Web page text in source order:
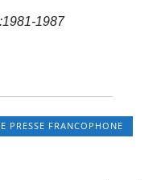
1987
PRESSE FRANCOPHONE